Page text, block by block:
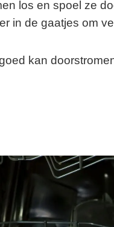
los en spoel ze
in de gaatjes om
kan